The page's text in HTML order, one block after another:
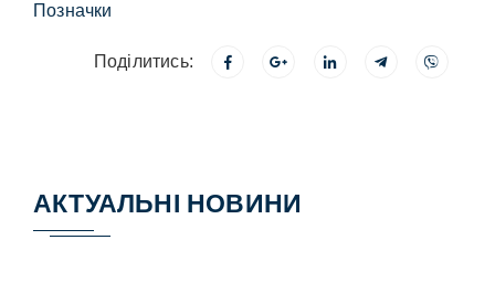
Позначки
Поділитись:
АКТУАЛЬНІ НОВИНИ